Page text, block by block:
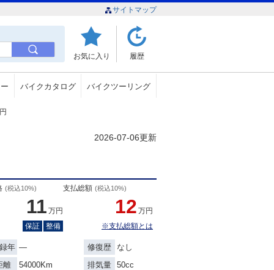
サイトマップ
お気に入り 履歴
バイクカタログ バイクツーリング
2026-07-06更新
(税込10%)
11 万円
保証
整備
支払総額 (税込10%)
12 万円
※支払総額とは
年 ― 修復歴
なし
離
54000Km 排気量 50cc